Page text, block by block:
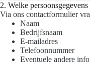
2. Welke
Via ons contactformulier
Naam
Bedrijfsnaam
E-mailadres
Telefoonnummer
Eventuele andere